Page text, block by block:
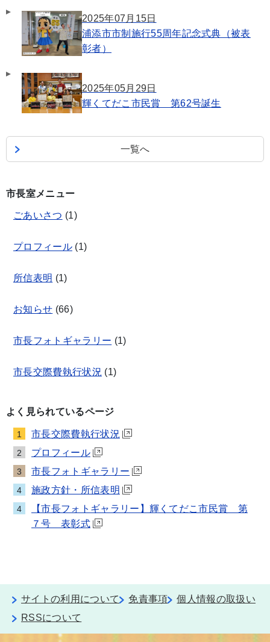
2025年07月15日
浦添市市制施行55周年記念式典（被表
彰者）
2025年05月29日
輝くてだこ市民賞 第62号誕生
一覧へ
市長室メニュー
ごあいさつ (1)
プロフィール (1)
所信表明 (1)
お知らせ (66)
市長フォトギャラリー (1)
市長交際費執行状況 (1)
よく見られているページ
1 市長交際費執行状況
2 プロフィール
3 市長フォトギャラリー
4 施政方針・所信表明
4
【市長フォトギャラリー】輝くてだこ市民賞 第
７号 表彰式
サイトの利用について 免責事項
個人情報の取扱い
RSSについて